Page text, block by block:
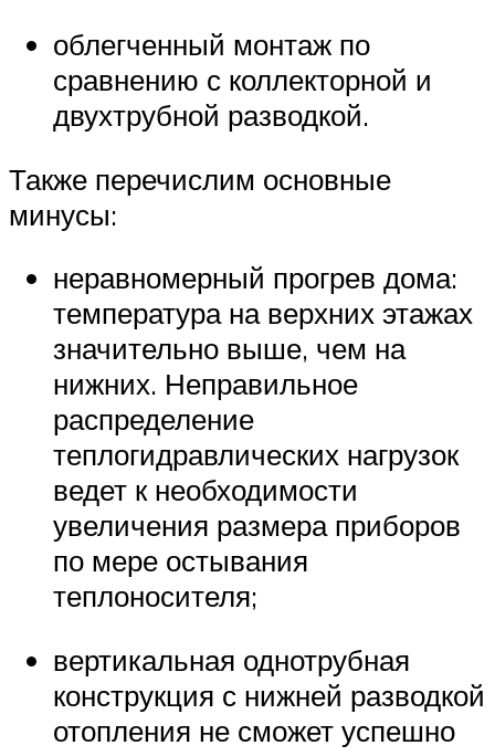
облегченный монтаж по
сравнению с коллекторной и
двухтрубной разводкой.
Также перечислим основные
минусы:
неравномерный прогрев дома:
температура на верхних этажах
значительно выше, чем на
нижних. Неправильное
распределение
теплогидравлических нагрузок
ведет к необходимости
увеличения размера приборов
по мере остывания
теплоносителя;
вертикальная однотрубная
конструкция с нижней разводкой
отопления не сможет успешно